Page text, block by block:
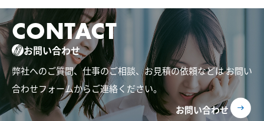
CONTACT
お問い合わせ
弊社へのご質問、仕事のご相談、お見積の依頼などはお問い
合わせフォームからご連絡ください。
お問い合わせ